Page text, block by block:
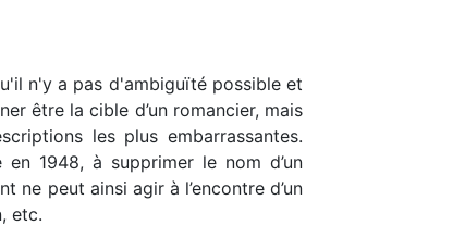
n'y a pas d'ambiguïté possible et
être la cible d’un romancier, mais
les plus embarrassantes.
1948, à supprimer le nom d’un
ne peut ainsi agir à l’encontre d’un
etc.